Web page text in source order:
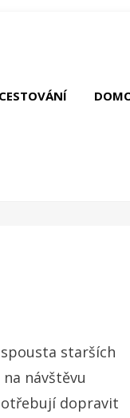
CESTOVÁNÍ
starších
návštěvu
dopravit